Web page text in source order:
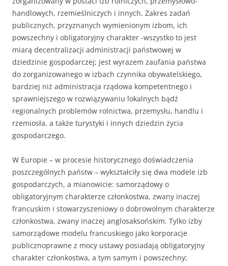
handlowych, rzemieślniczych i innych. Zakres zadań
publicznych, przyznanych wymienionym izbom, ich
powszechny i obligatoryjny charakter -wszystko to jest
miarą decentralizacji administracji państwowej w
dziedzinie gospodarczej; jest wyrazem zaufania państwa
do zorganizowanego w izbach czynnika obywatelskiego,
bardziej niż administracja rządowa kompetentnego i
sprawniejszego w rozwiązywaniu lokalnych bądź
regionalnych problemów rolnictwa, przemysłu, handlu i
rzemiosła, a także turystyki i innych dziedzin życia
gospodarczego.
W Europie – w procesie historycznego doświadczenia
poszczególnych państw – wykształciły się dwa modele izb
gospodarczych, a mianowicie: samorządowy o
obligatoryjnym charakterze członkostwa, zwany inaczej
francuskim i stowarzyszeniowy o dobrowolnym charakterze
członkostwa, zwany inaczej anglosaksońskim. Tylko izby
samorządowe modelu francuskiego jako korporacje
publicznoprawne z mocy ustawy posiadają obligatoryjny
charakter członkostwa, a tym samym i powszechny;